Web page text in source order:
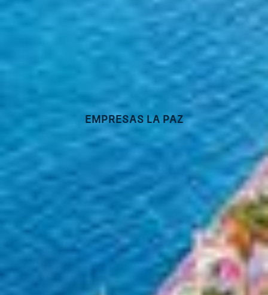
Empresas La Paz